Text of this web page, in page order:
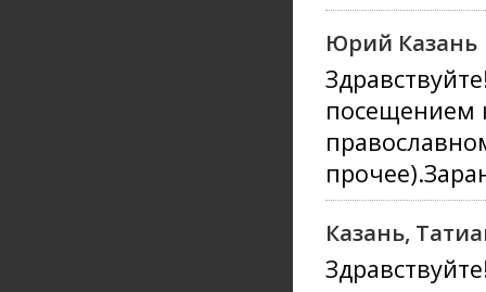
Юрий Казань
посещением
Казань,